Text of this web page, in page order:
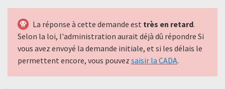
La réponse à cette demande est très en retard.
Selon la loi, l'administration aurait déjà dû répondre Si
vous avez envoyé la demande initiale, et si les délais le
permettent encore, vous pouvez saisir la CADA.